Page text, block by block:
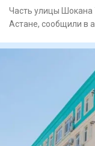
Часть улицы Шокана
Астане, сообщили в